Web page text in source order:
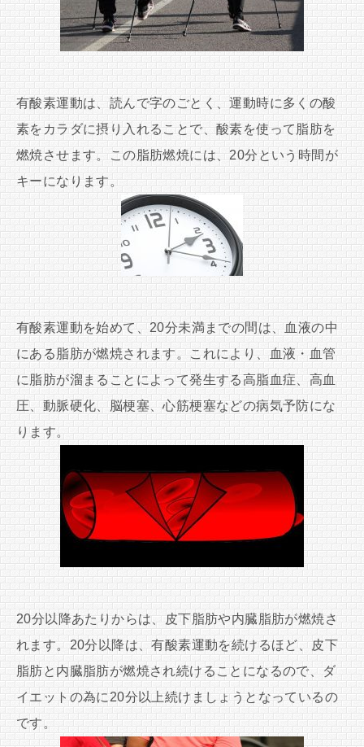
有酸素運動は、読んで字のごとく、運動時に多くの酸
素をカラダに摂り入れることで、酸素を使って脂肪を
燃焼させます。この脂肪燃焼には、20分という時間が
キーになります。
有酸素運動を始めて、20分未満までの間は、血液の中
にある脂肪が燃焼されます。これにより、血液・血管
に脂肪が溜まることによって発生する高脂血症、高血
圧、動脈硬化、脳梗塞、心筋梗塞などの病気予防にな
ります。
20分以降あたりからは、皮下脂肪や内臓脂肪が燃焼さ
れます。20分以降は、有酸素運動を続けるほど、皮下
脂肪と内臓脂肪が燃焼され続けることになるので、ダ
イエットの為に20分以上続けましょうとなっているの
です。